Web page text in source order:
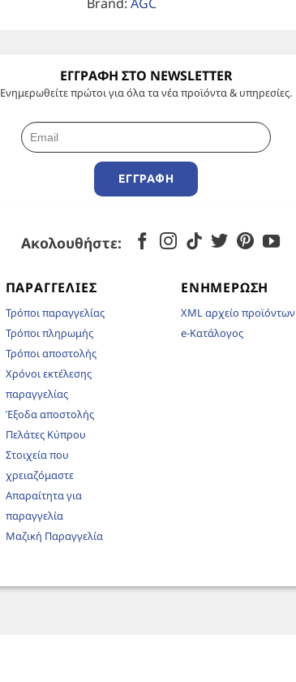
ΕΓΓΡΑΦΗ ΣΤΟ NEWSLETTER
Ενημερωθείτε πρώτοι για όλα τα νέα προϊόντα & υπηρεσίες.
ΕΓΓΡΑΦΉ
Ακολουθήστε:
ΠΑΡΑΓΓΕΛΊΕΣ
Τρόποι παραγγελίας
Τρόποι πληρωμής
Τρόποι αποστολής
Χρόνοι εκτέλεσης
παραγγελίας
Έξοδα αποστολής
Πελάτες Κύπρου
Στοιχεία που
χρειαζόμαστε
Απαραίτητα για
παραγγελία
Μαζική Παραγγελία
ΕΝΗΜΈΡΩΣΗ
XML αρχείο προϊόντων
e-Κατάλογος